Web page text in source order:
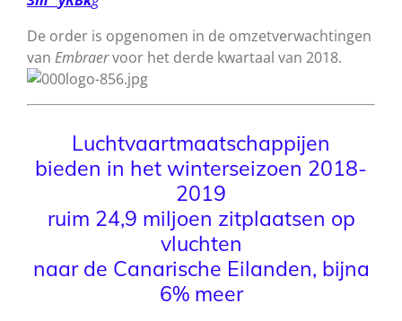
De order is opgenomen in de omzetverwachtingen
van Embraervoor het derde kwartaal van 2018.
Luchtvaartmaatschappijen
bieden in het winterseizoen 2018-
2019
ruim 24,9 miljoen zitplaatsen op
vluchten
naar de Canarische Eilanden, bijna
6% meer